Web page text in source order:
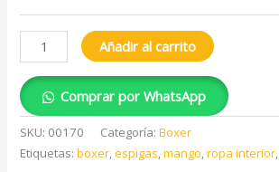
Añadir al carrito
Comprar por WhatsApp
SKU: 00170 Categoría:Boxer
Etiquetas:boxer,espigas,mango,ropa interior,